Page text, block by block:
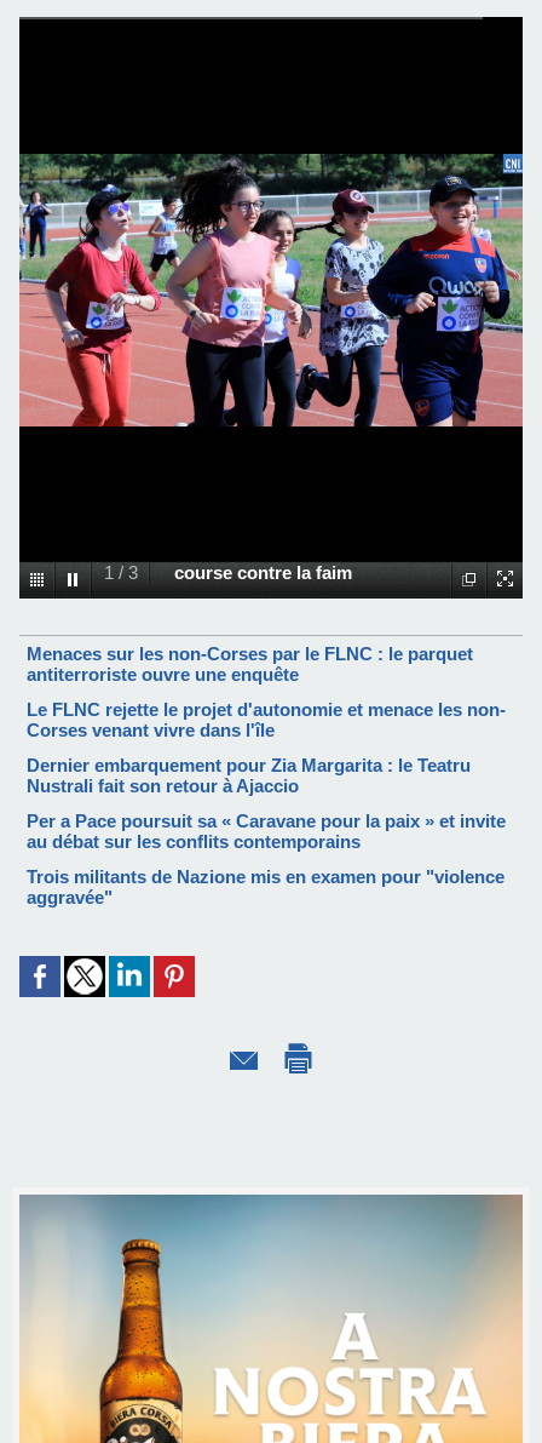
1 /3 course contre la faim
Menaces sur les non-Corses par le FLNC : le parquet
antiterroriste ouvre une enquête
Le FLNC rejette le projet d'autonomie et menace les non-
Corses venant vivre dans l'île
Dernier embarquement pour Zia Margarita : le Teatru
Nustrali fait son retour à Ajaccio
Per a Pace poursuit sa « Caravane pour la paix » et invite
au débat sur les conflits contemporains
Trois militants de Nazione mis en examen pour "violence
aggravée"